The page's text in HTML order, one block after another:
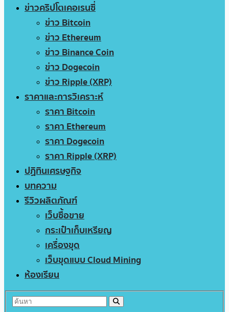
ข่าวคริปโตเคอเรนซี่
ข่าว Bitcoin
ข่าว Ethereum
ข่าว Binance Coin
ข่าว Dogecoin
ข่าว Ripple (XRP)
ราคาและการวิเคราะห์
ราคา Bitcoin
ราคา Ethereum
ราคา Dogecoin
ราคา Ripple (XRP)
ปฏิทินเศรษฐกิจ
บทความ
รีวิวผลิตภัณฑ์
เว็บซื้อขาย
กระเป๋าเก็บเหรียญ
เครื่องขุด
เว็บขุดแบบ Cloud Mining
ห้องเรียน